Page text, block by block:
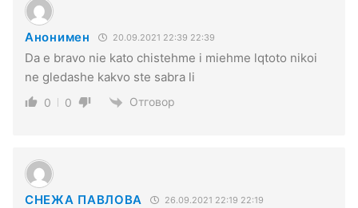
Анонимен 20.09.2021 22:39 22:39
Da e bravo nie kato chistehme i miehme lqtoto nikoi
ne gledashe kakvo ste sabra li
0 0 Отговор
СНЕЖА ПАВЛОВА 26.09.2021 22:19 22:19